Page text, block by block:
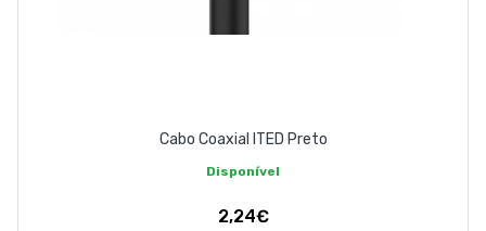
Cabo Coaxial ITED Preto
Disponível
2,24€